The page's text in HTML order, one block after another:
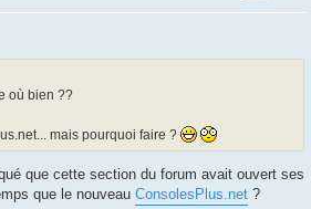
où bien ??
mais pourquoi faire ?
que cette section du forum avait ouvert ses
que le nouveau ConsolesPlus.net ?